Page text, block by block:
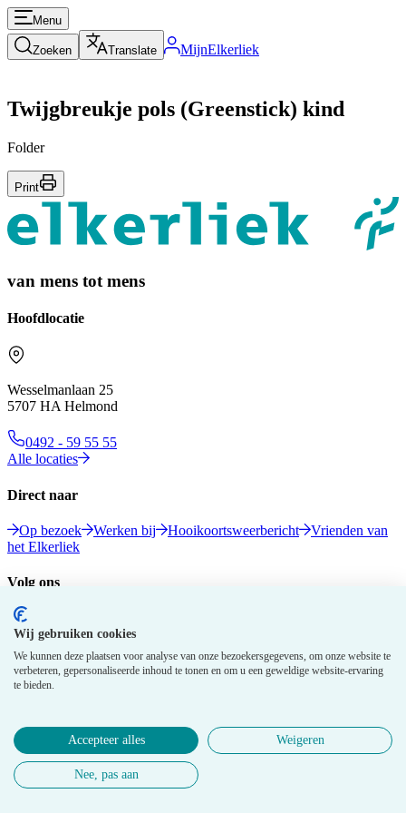
Wij gebruiken cookies
We kunnen deze plaatsen voor analyse van onze bezoekersgegevens, om onze website te
verbeteren, gepersonaliseerde inhoud te tonen en om u een geweldige website-ervaring
te bieden.
Accepteer alles Weigeren
Nee, pas aan
Menu
Zoeken Translate MijnElkerliek
Twijgbreukje pols (Greenstick) kind
Folder
Print
van mens tot mens
Hoofdlocatie
Wesselmanlaan 25
5707 HA Helmond
0492 - 59 55 55
Alle locaties
Direct naar
Op bezoek Werken bij Hooikoortsweerbericht
Vrienden van
het Elkerliek
Volg ons
© 2026 Elkerliek - Alle rechten voorbehouden
Privacy gegevensDisclaimer Cookie policy